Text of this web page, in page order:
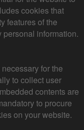
cookies that
features of the
information.
for the
to collect user
contents are
to procure
on your website.